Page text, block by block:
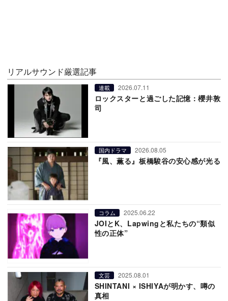
リアルサウンド厳選記事
連載 2026.07.11
ロックスターと過ごした記憶：櫻井敦
司
国内ドラマ 2026.08.05
『風、薫る』板橋駿谷の安心感が光る
コラム 2025.06.22
JOIとK、Lapwingと私たちの“類似
性の正体”
文芸 2025.08.01
SHINTANI × ISHIYAが明かす、噂の
真相